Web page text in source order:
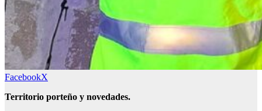
FacebookX
Territorio porteño y novedades.